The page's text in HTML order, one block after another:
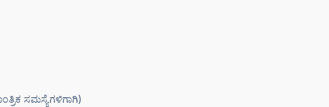
ಸಮಸ್ಯೆಗಳಿಗಾಗಿ)